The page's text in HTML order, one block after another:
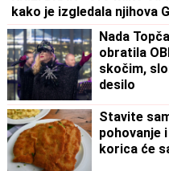
kako je izgledala njihova
Nada
obratila
skočim,
desilo
Stavite
pohovanje
korica će